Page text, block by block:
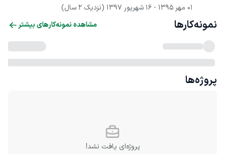
01 مهر 1395
- 16 شهریور 1397 (نزدیک 2 سال)
نمونه‌کارها مشاهده نمونه‌کارهای بیشتر
پروژه‌ها
پروژه‌ای یافت نشد!